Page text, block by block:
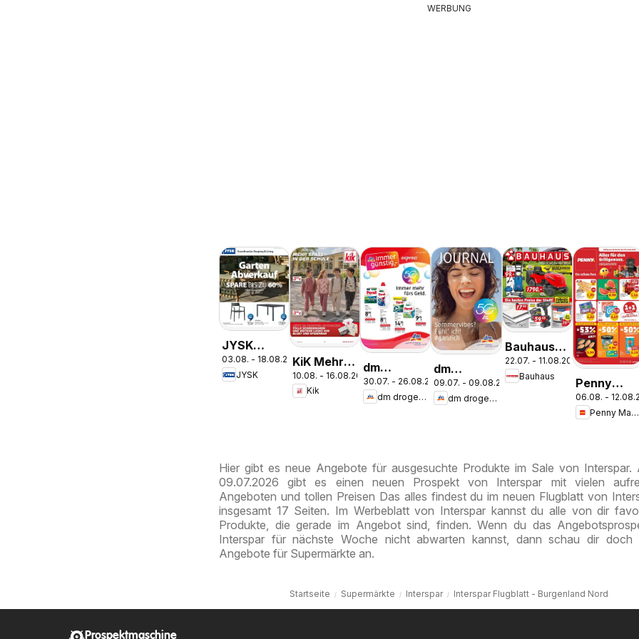
WERBUNG
JYSK
Garten
Abverkauf
03.08. - 18.08.2026
JYSK
KiK Mehr
Spaß in der
Schule
10.08. - 16.08.2026
Kik
dm
drogerie
markt
30.07. - 26.08.2026
dm drogerie markt
dm
drogerie
markt
09.07. - 09.08.2026
dm drogerie markt
Bauhaus
Pasching,
Wels,
22.07. - 11.08.2026
Bauhaus
Penny
Markt Die
ganze
06.08. -
Penny Markt
Hier gibt es neue Angebote für ausgesuchte Produkte im Sale von Interspar.
09.07.2026 gibt es einen neuen Prospekt von Interspar mit vielen
Angeboten und tollen Preisen Das alles findest du im neuen Flugblatt von
insgesamt 17 Seiten. Im Werbeblatt von Interspar kannst du alle von dir
Produkte, die gerade im Angebot sind, finden. Wenn du das
Interspar für nächste Woche nicht abwarten kannst, dann schau dir doch
Angebote für Supermärkte an.
Startseite Supermärkte Interspar Interspar Flugblatt - Burgenland Nord
Prospektmaschine